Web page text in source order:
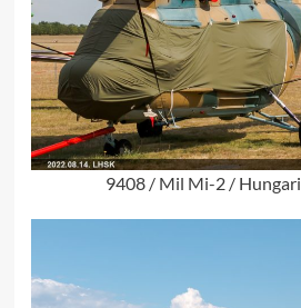
9408 / Mil Mi-2 /